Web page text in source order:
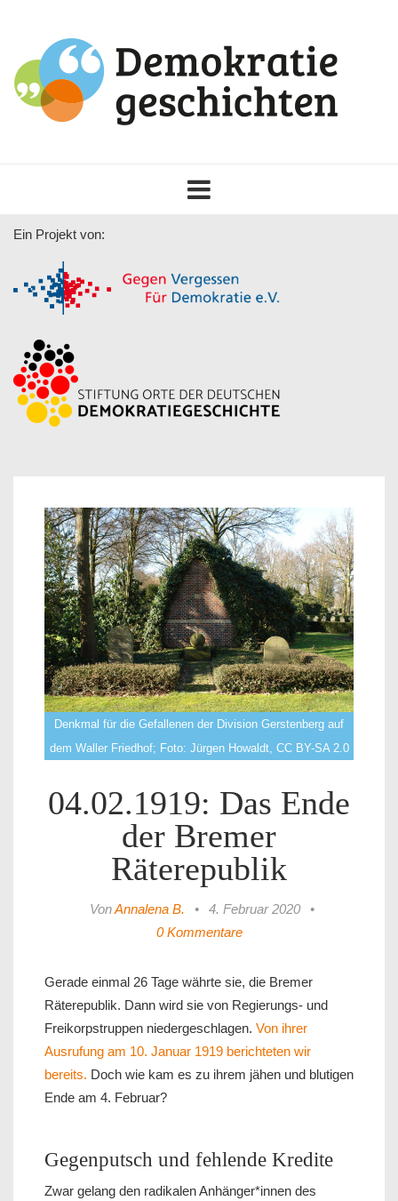
navigation
Ein Projekt von:
Denkmal für die Gefallenen der Division Gerstenberg auf
dem Waller Friedhof; Foto: Jürgen Howaldt, CC BY-SA 2.0
04.02.1919: Das Ende
der Bremer
Räterepublik
VonAnnalena B. • 4. Februar 2020
•
0 Kommentare
Gerade einmal 26 Tage währte sie, die Bremer
Räterepublik. Dann wird sie von Regierungs- und
Freikorpstruppen niedergeschlagen. Von ihrer
Ausrufung am 10. Januar 1919 berichteten wir
bereits. Doch wie kam es zu ihrem jähen und blutigen
Ende am 4. Februar?
Gegenputsch und fehlende Kredite
Zwar gelang den radikalen Anhänger*innen des